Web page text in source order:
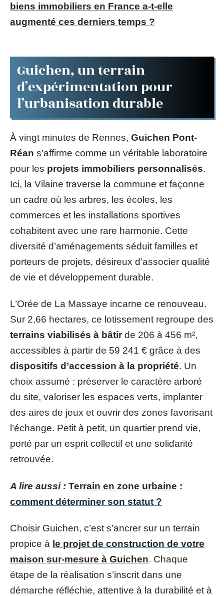
biens immobiliers en France a-t-elle
augmenté ces derniers temps ?
Guichen, un terrain
d’expérimentation pour
l’urbanisation durable
À vingt minutes de Rennes, Guichen Pont-
Réan s’affirme comme un véritable laboratoire
pour les projets immobiliers personnalisés.
Ici, la Vilaine traverse la commune et façonne
un cadre où les arbres, les écoles, les
commerces et les installations sportives
cohabitent avec une rare harmonie. Cette
diversité d’aménagements séduit familles et
porteurs de projets, désireux d’associer qualité
de vie et développement durable.
L’Orée de La Massaye incarne ce renouveau.
Sur 2,66 hectares, ce lotissement regroupe des
terrains viabilisés à bâtirde 206 à 456 m²,
accessibles à partir de 59 241 € grâce à des
dispositifs d’accession à la propriété. Un
choix assumé : préserver le caractère arboré
du site, valoriser les espaces verts, implanter
des aires de jeux et ouvrir des zones favorisant
l’échange. Petit à petit, un quartier prend vie,
porté par un esprit collectif et une solidarité
retrouvée.
A lire aussi : Terrain en zone urbaine :
comment déterminer son statut ?
Choisir Guichen, c’est s’ancrer sur un terrain
propice à le projet de construction de votre
maison sur-mesure à Guichen. Chaque
étape de la réalisation s’inscrit dans une
démarche réfléchie, attentive à la durabilité et à